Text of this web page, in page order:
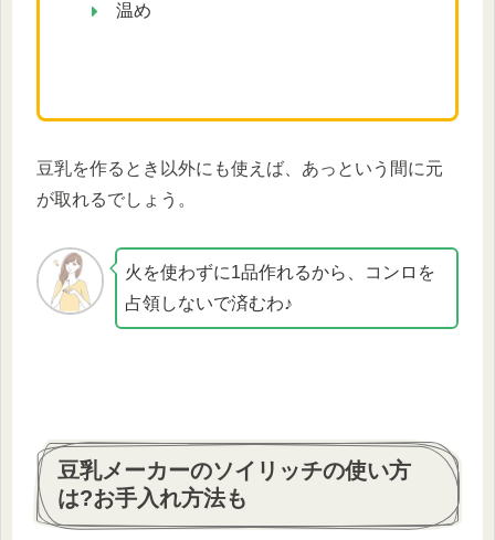
温め
豆乳を作るとき以外にも使えば、あっという間に元
が取れるでしょう。
火を使わずに1品作れるから、コンロを
占領しないで済むわ♪
豆乳メーカーのソイリッチの使い方
は?お手入れ方法も